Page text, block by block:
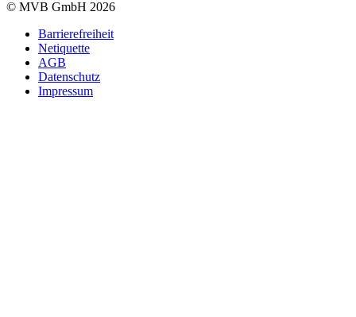
© MVB GmbH 2026
Barrierefreiheit
Netiquette
AGB
Datenschutz
Impressum